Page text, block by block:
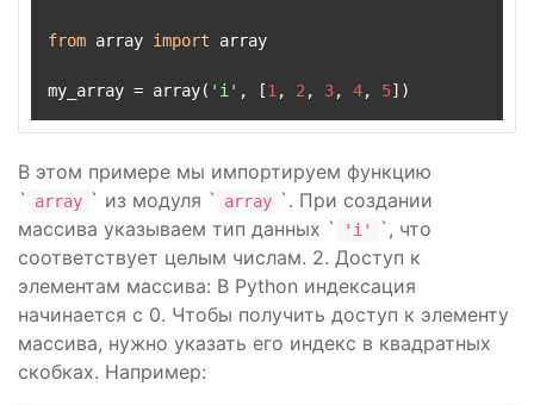
from array import array
my_array = array( 'i' , [1 , 2 , 3, 4, 5
В этом примере мы импортируем функцию
`
array ` из модуля ` array `. При создании
массива указываем тип данных `
'i'
`, что
соответствует целым числам. 2. Доступ к
элементам массива: В Python индексация
начинается с 0. Чтобы получить доступ к элементу
массива, нужно указать его индекс в квадратных
скобках. Например: